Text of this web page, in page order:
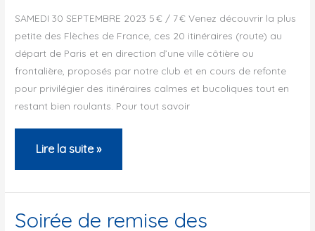
SAMEDI 30 SEPTEMBRE 2023 5 € / 7 € Venez découvrir la plus
petite des Flèches de France, ces 20 itinéraires (route) au
départ de Paris et en direction d’une ville côtière ou
frontalière, proposés par notre club et en cours de refonte
pour privilégier des itinéraires calmes et bucoliques tout en
restant bien roulants. Pour tout savoir
FLÈCHE
PARIS
–
Lire la suite »
Soirée de remise des